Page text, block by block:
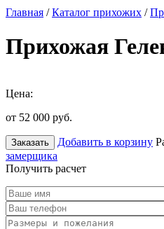
Главная /Каталог прихожих /
Прихожая
Цена:
от 52 000 руб.
Заказать Добавить в корзину
замерщика
Получить расчет